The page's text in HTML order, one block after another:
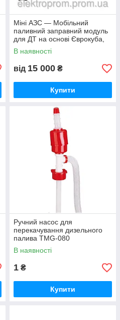
Міні АЗС — Мобільний
паливний заправний модуль
для ДТ на основі Єврокуба,
1000 літрів, 12/24 вольтів
В наявності
від 15 000 ₴
Купити
Ручний насос для
перекачування дизельного
палива TMG-080
В наявності
1 ₴
Купити